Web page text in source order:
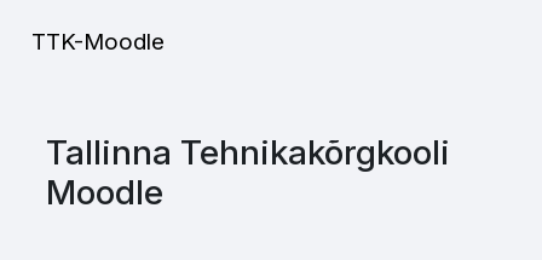
TTK-Moodle
Tallinna Tehnikakõrgkooli
Moodle